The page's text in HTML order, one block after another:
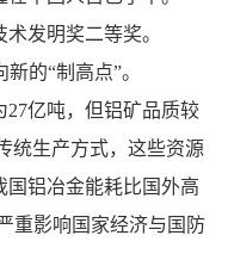
发明奖二等奖。
的“制高点”。
亿吨，但铝矿品质较
统生产方式，这些资源
国铝冶金能耗比国外高
重影响国家经济与国防